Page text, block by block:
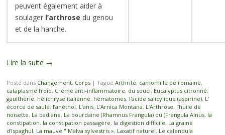
peuvent également aider à
soulager l’arthrose du genou
et de la hanche.
Lire la suite →
Posté dans Changement, Corps | Tagué Arthrite, camomille de romaine,
cataplasme froid, Crème anti-inflammatoire, du souci, Eucalyptus citronné,
gaulthérie, hélichryse italienne, hématomes, l'acide salicylique (aspirine), L’
écorce de saule, l’anéthol, L’anis, L’Arnica Montana, L’Arthrose, l’huile de
noisette, La badiane, La bourdaine (Rhamnus Frangula) ou (Frangula Alnus, la
constipation, la constipation passagère, la digestion difficile, La graine
d'Ispaghul, La mauve " Malva sylvestris », Laxatif naturel, Le calendula